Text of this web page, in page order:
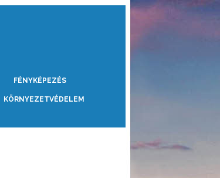
FÉNYKÉPEZÉS
KÖRNYEZETVÉDELEM